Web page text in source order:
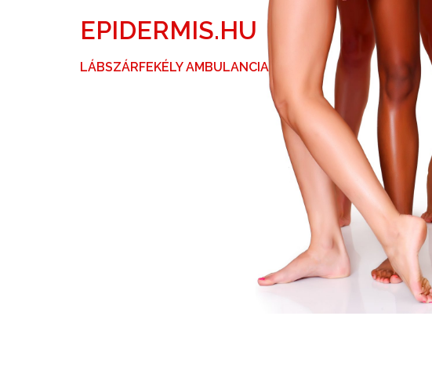
EPIDERMIS.HU
LÁBSZÁRFEKÉLY AMBULANCIA